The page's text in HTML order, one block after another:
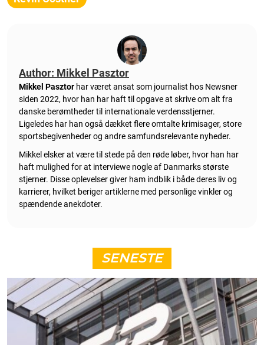
Author: Mikkel Pasztor
Mikkel Pasztor har været ansat som journalist hos Newsner
siden 2022, hvor han har haft til opgave at skrive om alt fra
danske berømtheder til internationale verdensstjerner.
Ligeledes har han også dækket flere omtalte krimisager, store
sportsbegivenheder og andre samfundsrelevante nyheder.
Mikkel elsker at være til stede på den røde løber, hvor han har
haft mulighed for at interviewe nogle af Danmarks største
stjerner. Disse oplevelser giver ham indblik i både deres liv og
karrierer, hvilket beriger artiklerne med personlige vinkler og
spændende anekdoter.
SENESTE